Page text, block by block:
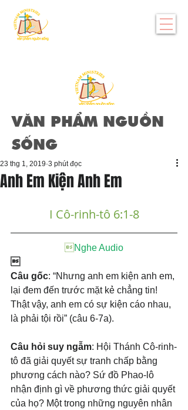
VĂN PHẨM NGUỒN
SỐNG
Anh Em Kiện Anh Em
23 thg 1, 2019 3 phút đọc
I Cô-rinh-tô 6:1-8
Nghe Audio

Câu gốc: “Nhưng anh em kiện anh em,
lại đem đến trước mặt kẻ chẳng tin!
Thật vậy, anh em có sự kiện cáo nhau,
là phải tội rồi” (câu 6-7a).
Câu hỏi suy ngẫm: Hội Thánh Cô-rinh-
tô đã giải quyết sự tranh chấp bằng
phương cách nào? Sứ đồ Phao-lô
nhận định gì về phương thức giải quyết
của họ? Một trong những nguyên nhân